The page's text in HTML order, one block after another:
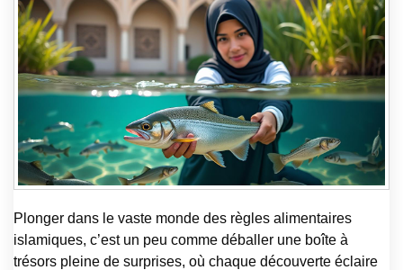
Plonger dans le vaste monde des règles alimentaires
islamiques, c’est un peu comme déballer une boîte à
trésors pleine de surprises, où chaque découverte éclaire